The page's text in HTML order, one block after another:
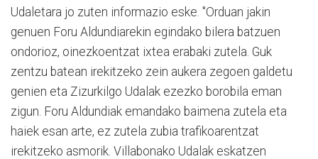
Udaletara jo zuten informazio eske. "Orduan jakin
genuen Foru Aldundiarekin egindako bilera batzuen
ondorioz, oinezkoentzat ixtea erabaki zutela. Guk
zentzu batean irekitzeko zein aukera zegoen galdetu
genien eta Zizurkilgo Udalak ezezko borobila eman
zigun. Foru Aldundiak emandako baimena zutela eta
haiek esan arte, ez zutela zubia trafikoarentzat
irekitzeko asmorik. Villabonako Udalak eskatzen